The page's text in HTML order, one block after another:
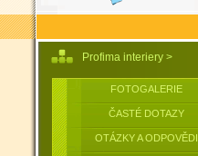
Profima interiery >
FOTOGALERIE
ČASTÉ DOTAZY
OTÁZKY A ODPOVĚDI